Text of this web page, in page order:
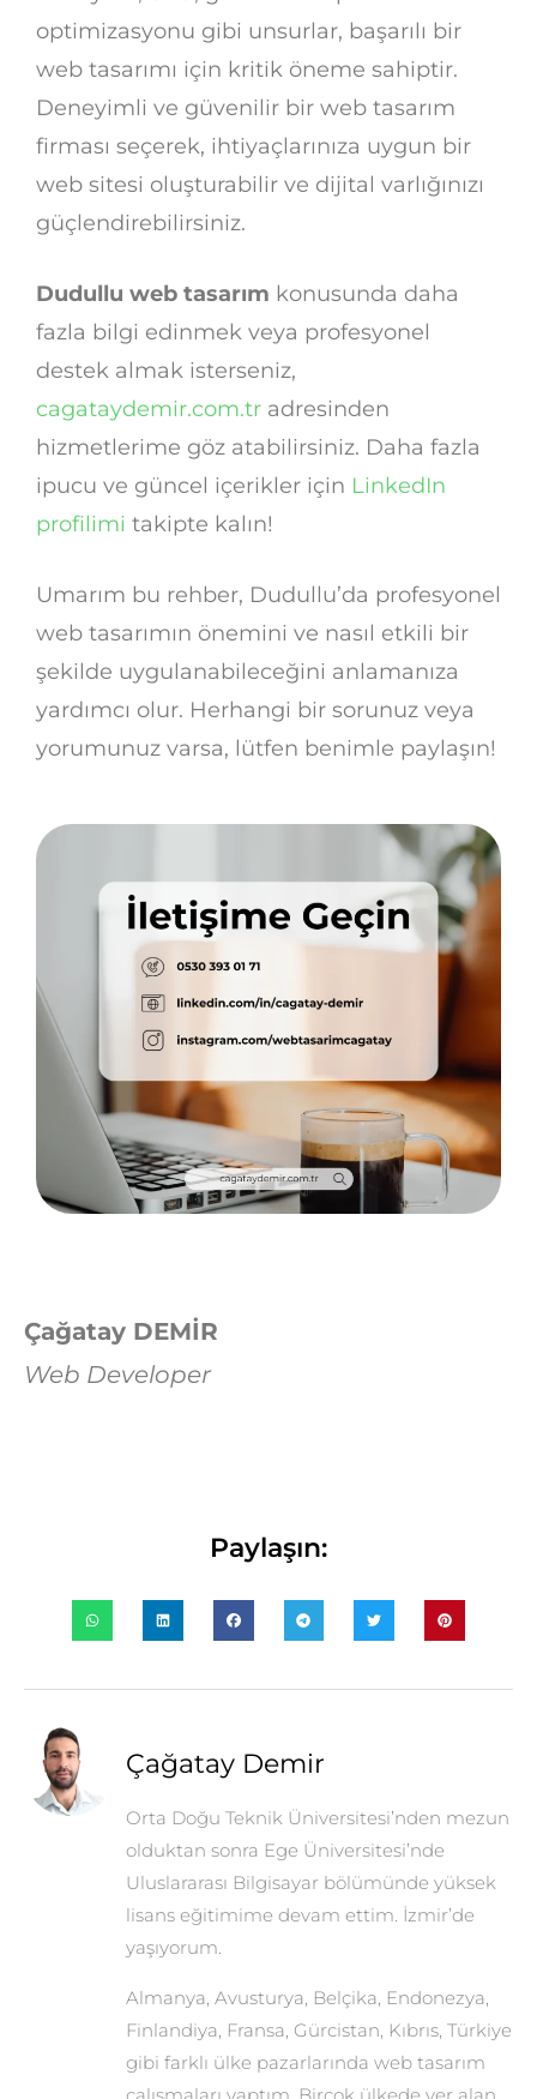
optimizasyonu gibi unsurlar, başarılı bir
web tasarımı için kritik öneme sahiptir.
Deneyimli ve güvenilir bir web tasarım
firması seçerek, ihtiyaçlarınıza uygun bir
web sitesi oluşturabilir ve dijital varlığınızı
güçlendirebilirsiniz.
Dudullu web tasarım konusunda daha
fazla bilgi edinmek veya profesyonel
destek almak isterseniz,
cagataydemir.com.tr adresinden
hizmetlerime göz atabilirsiniz. Daha fazla
ipucu ve güncel içerikler için LinkedIn
profilimi takipte kalın!
Umarım bu rehber, Dudullu’da profesyonel
web tasarımın önemini ve nasıl etkili bir
şekilde uygulanabileceğini anlamanıza
yardımcı olur. Herhangi bir sorunuz veya
yorumunuz varsa, lütfen benimle paylaşın!
Çağatay DEMİR
Web Developer
Paylaşın:
Çağatay Demir
Orta Doğu Teknik Üniversitesi’nden mezun
olduktan sonra Ege Üniversitesi’nde
Uluslararası Bilgisayar bölümünde yüksek
lisans eğitimime devam ettim. İzmir’de
yaşıyorum.
Almanya, Avusturya, Belçika, Endonezya,
Finlandiya, Fransa, Gürcistan, Kıbrıs, Türkiye
gibi farklı ülke pazarlarında web tasarım
çalışmaları yaptım. Birçok ülkede yer alan